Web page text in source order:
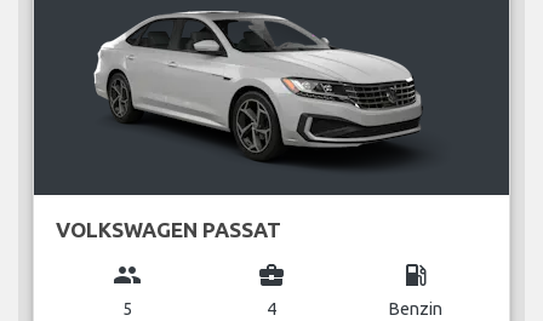
VOLKSWAGEN PASSAT
group
5
business_center
4
local_gas_station
Benzin